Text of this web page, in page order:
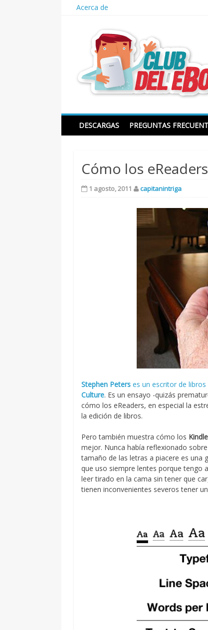
Acerca de
Club del ebook
DESCARGAS PREGUNTAS
Cómo los
1 agosto, 2011 capitanintriga
Stephen Peters es un escritor de
Culture. Es un ensayo -quizás
cómo los eReaders, en especial la
la edición de libros.
Pero también muestra cómo los Kindle
mejor. Nunca había reflexionado
tamaño de las letras a piacere es una
que uso siempre lentes porque tengo
leer tirado en la cama sin tener que
tienen inconvenientes severos tener